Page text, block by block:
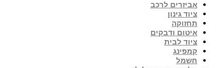
אביזרים לרכב
ציוד גינון
תחזוקה
איטום ודבקים
ציוד לבית
קמפינג
חשמל